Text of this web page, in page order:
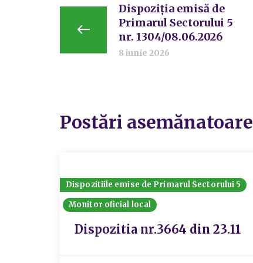
Dispoziția emisă de
Primarul Sectorului 5
nr. 1304/08.06.2026
8 iunie 2026
Postări asemănatoare
Dispozitiile emise de Primarul Sectorului 5
Monitor oficial local
Dispozitia nr.3664 din 23.11